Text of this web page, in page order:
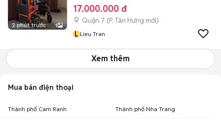
2 phút trước 1
17.000.000 đ
Quận 7 (P. Tân Hưng mới)
L Lieu Tran
Xem thêm
Mua bán điện thoại
Thành phố Cam Ranh Thành phố Nha Trang